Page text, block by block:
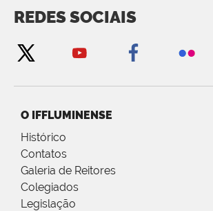
REDES SOCIAIS
O IFFLUMINENSE
Histórico
Contatos
Galeria de Reitores
Colegiados
Legislação